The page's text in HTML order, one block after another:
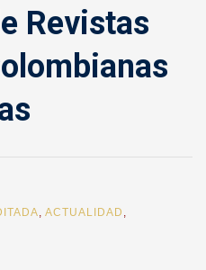
Revistas
, ACTUALIDAD ,